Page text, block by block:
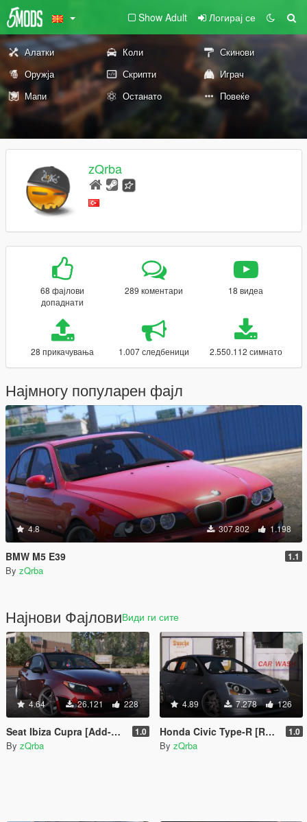
Show Adult Логирај се
Алатки Коли
Скинови
Оружја
Скрипти
Играч
Мапи
Останато Повеќе
zQrba
68 фајлови
допаднати
289 коментари 18 видеа
28 прикачувања 1.007 следбеници 2.550.112 симнато
Најмногу популарен фајл
4.8 307.802 1.198
BMW M5 E39 1.1
By zQrba
Најнови ФајловиВиди ги сите
4.64 26.121 228
Seat Ibiza Cupra [Add-On] 1.0
By zQrba
4.89 7.278 126
Honda Civic Type-R [RHD Anims] 1.0
By zQrba